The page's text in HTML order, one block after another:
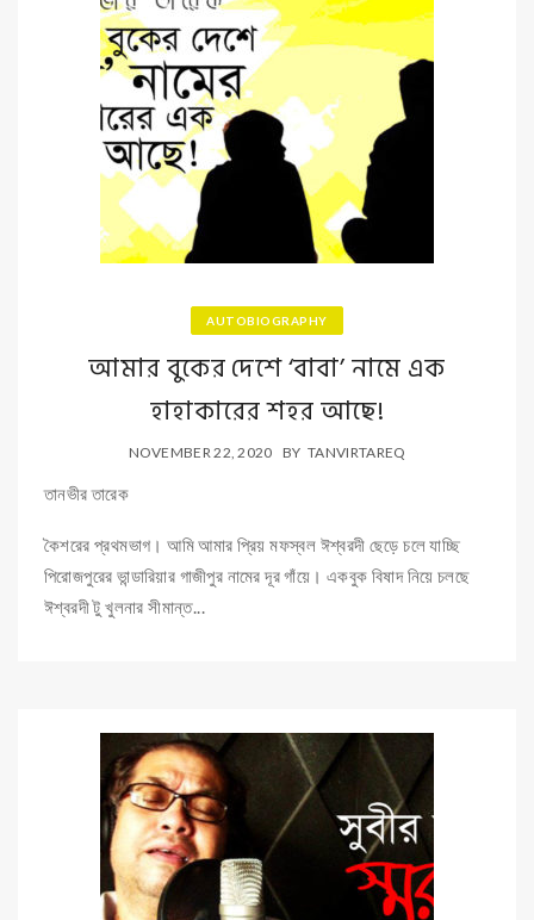
AUTOBIOGRAPHY
আমার বুকের দেশে ‘বাবা’ নামে এক
হাহাকারের শহর আছে!
NOVEMBER 22, 2020 BY TANVIRTAREQ
তানভীর তারেক
কৈশরের প্রথমভাগ। আমি আমার প্রিয় মফস্বল ঈশ্বরদী ছেড়ে চলে যাচ্ছি
পিরোজপুরের ভান্ডারিয়ার গাজীপুর নামের দূর গাঁয়ে। একবুক বিষাদ নিয়ে চলছে
ঈশ্বরদী টু খুলনার সীমান্ত...